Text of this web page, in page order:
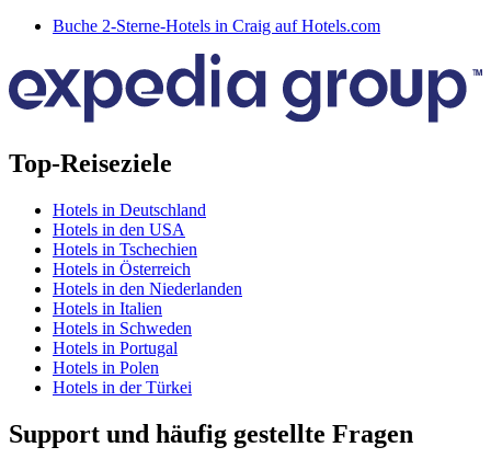
Buche 2-Sterne-Hotels in Craig auf Hotels.com
Top-Reiseziele
Hotels in Deutschland
Hotels in den USA
Hotels in Tschechien
Hotels in Österreich
Hotels in den Niederlanden
Hotels in Italien
Hotels in Schweden
Hotels in Portugal
Hotels in Polen
Hotels in der Türkei
Support und häufig gestellte Fragen